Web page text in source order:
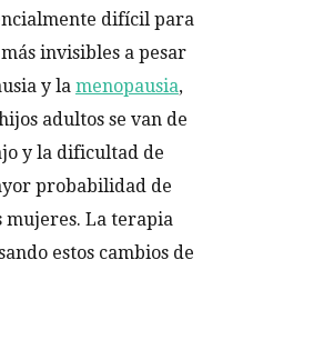
difícil para
invisibles a pesar
y la menopausia,
adultos se van de
y la dificultad de
probabilidad de
mujeres. La terapia
estos cambios de